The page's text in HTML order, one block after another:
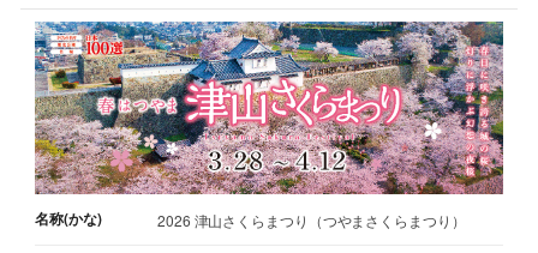
名称(かな) 2026 津山さくらまつり（つやまさくらまつり）